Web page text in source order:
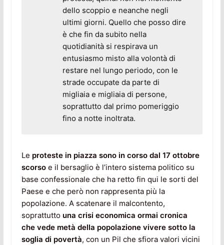
dello scoppio e neanche negli
ultimi giorni. Quello che posso dire
è che fin da subito nella
quotidianità si respirava un
entusiasmo misto alla volontà di
restare nel lungo periodo, con le
strade occupate da parte di
migliaia e migliaia di persone,
soprattutto dal primo pomeriggio
fino a notte inoltrata.
Le proteste in piazza sono in corso dal 17 ottobre
scorsoe il bersaglio è l’intero sistema politico su
base confessionale che ha retto fin qui le sorti del
Paese e che però non rappresenta più la
popolazione. A scatenare il malcontento,
soprattutto una crisi economica ormai cronica
che vede metà della popolazione vivere sotto la
soglia di povertà, con un Pil che sfiora valori vicini